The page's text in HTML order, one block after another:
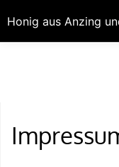
Honig aus Anzing